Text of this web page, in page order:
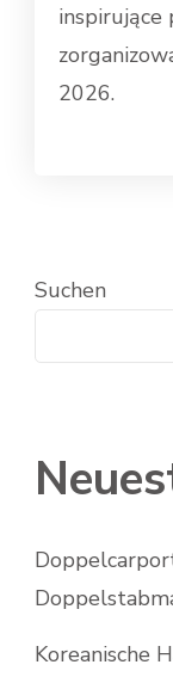
inspirujące
2026.
Suchen
Koreanische